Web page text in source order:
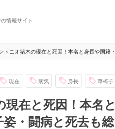
情報サイト
トニオ猪木の現在と死因！本名と身長や国籍
現在 病気 身長 車椅子
現在と死因！本名
・闘病と死去も